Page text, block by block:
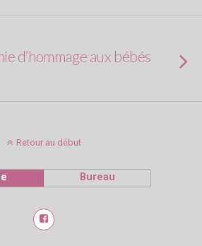
d’hommage aux bébés
Retour au début
Bureau